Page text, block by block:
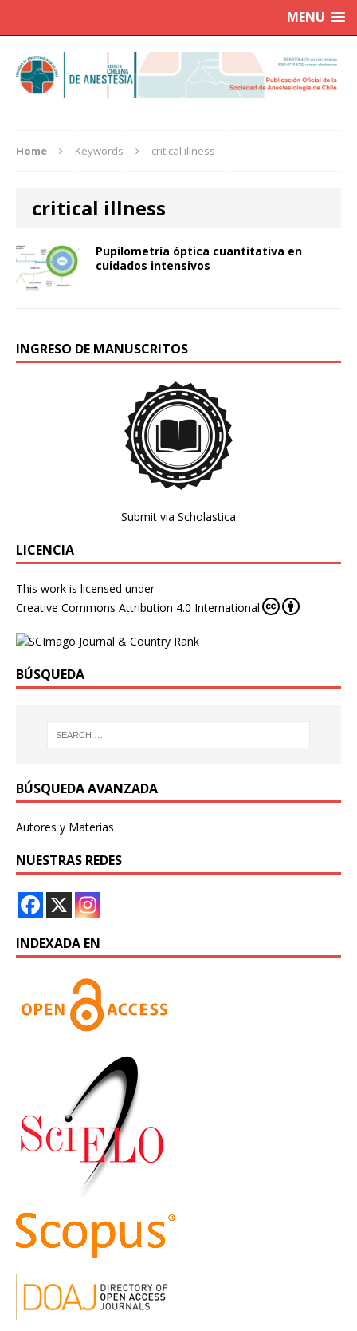
MENU
Home Keywords critical illness
critical illness
Pupilometría óptica cuantitativa en
cuidados intensivos
INGRESO DE MANUSCRITOS
Submit via Scholastica
LICENCIA
This work is licensed under
Creative Commons Attribution 4.0 International
BÚSQUEDA
BÚSQUEDA AVANZADA
Autores y Materias
NUESTRAS REDES
INDEXADA EN